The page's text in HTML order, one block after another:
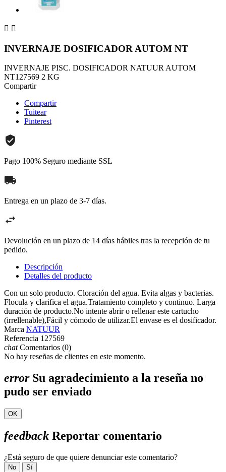
 
INVERNAJE DOSIFICADOR AUTOM NT
INVERNAJE PISC. DOSIFICADOR NATUUR AUTOM
NT127569 2 KG
Compartir
Compartir
Tuitear
Pinterest
Pago 100% Seguro mediante SSL
Entrega en un plazo de 3-7 días.
Devolución en un plazo de 14 días hábiles tras la recepción de tu
pedido.
Descripción
Detalles del producto
Con un solo producto. Cloración del agua. Evita algas y bacterias.
Flocula y clarifica el agua.Tratamiento completo y continuo. Larga
duración de producto.No intente abrir o rellenar este cartucho
(irrellenable),Fácil y cómodo de utilizar.El envase es el dosificador.
Marca NATUUR
Referencia 127569
chatComentarios (0)
No hay reseñas de clientes en este momento.
errorSu agradecimiento a la reseña no
pudo ser enviado
OK
feedback Reportar comentario
¿Está seguro de que quiere denunciar este comentario?
No Sí